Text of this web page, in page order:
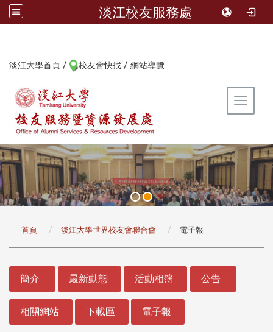
淡江校友服務處
淡江大學首頁 / 校友會快找 / 網站導覽
Toggle
首頁 淡江大學世界校友會聯合會 電子報
簡介 最新動態 活動相簿 公告
相關網站 下載區 電子報